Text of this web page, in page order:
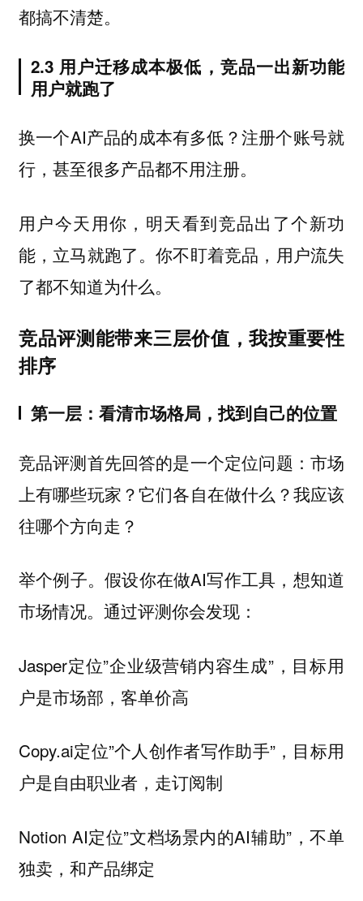
都搞不清楚。
2.3 用户迁移成本极低，竞品一出新功能
用户就跑了
换一个AI产品的成本有多低？注册个账号就
行，甚至很多产品都不用注册。
用户今天用你，明天看到竞品出了个新功
能，立马就跑了。你不盯着竞品，用户流失
了都不知道为什么。
竞品评测能带来三层价值，我按重要性
排序
第一层：看清市场格局，找到自己的位置
竞品评测首先回答的是一个定位问题：市场
上有哪些玩家？它们各自在做什么？我应该
往哪个方向走？
举个例子。假设你在做AI写作工具，想知道
市场情况。通过评测你会发现：
Jasper定位”企业级营销内容生成”，目标用
户是市场部，客单价高
Copy.ai定位”个人创作者写作助手”，目标用
户是自由职业者，走订阅制
Notion AI定位”文档场景内的AI辅助”，不单
独卖，和产品绑定